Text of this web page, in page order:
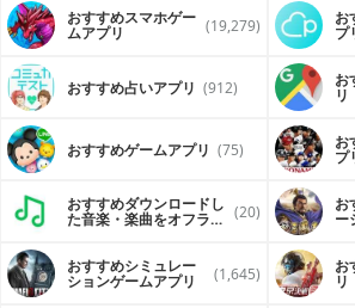
おすすめスマホゲー
ムアプリ (19,279) お
プ
おすすめ占いアプリ (912) お
リ
おすすめゲームアプリ (75) お
プ
おすすめダウンロードし
た音楽・楽曲をオフライ (20) お
ー
おすすめシミュレー
ションゲームアプリ (1,645) お
リ